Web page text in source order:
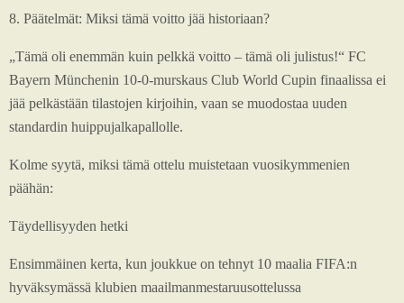
8. Päätelmät: Miksi tämä voitto jää historiaan?
„Tämä oli enemmän kuin pelkkä voitto – tämä oli julistus!“ FC
Bayern Münchenin 10-0-murskaus Club World Cupin finaalissa ei
jää pelkästään tilastojen kirjoihin, vaan se muodostaa uuden
standardin huippujalkapallolle.
Kolme syytä, miksi tämä ottelu muistetaan vuosikymmenien
päähän:
Täydellisyyden hetki
Ensimmäinen kerta, kun joukkue on tehnyt 10 maalia FIFA:n
hyväksymässä klubien maailmanmestaruusottelussa